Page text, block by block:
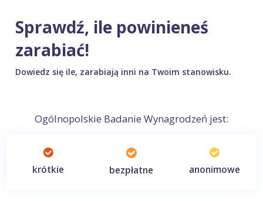
Sprawdź, ile powinieneś
zarabiać!
Dowiedz się ile, zarabiają inni na Twoim stanowisku.
Ogólnopolskie Badanie Wynagrodzeń jest:
krótkie bezpłatne anonimowe